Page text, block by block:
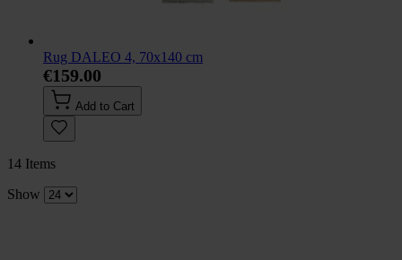
Rug DALEO 4, 70x140 cm
€159.00
Add to Cart
14 Items
Show